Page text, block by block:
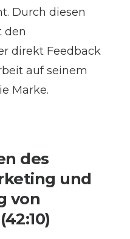
Durch diesen
den
direkt Feedback
auf seinem
Marke.
des
und
von